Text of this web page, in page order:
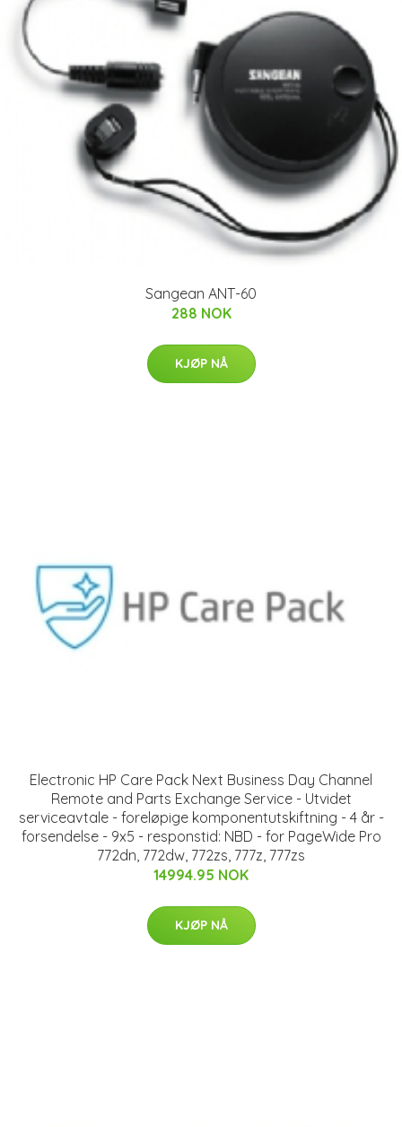
Sangean ANT-60
288 NOK
KJØP NÅ
Electronic HP Care Pack Next Business Day Channel
Remote and Parts Exchange Service - Utvidet
serviceavtale - foreløpige komponentutskiftning - 4 år -
forsendelse - 9x5 - responstid: NBD - for PageWide Pro
772dn, 772dw, 772zs, 777z, 777zs
14994.95 NOK
KJØP NÅ